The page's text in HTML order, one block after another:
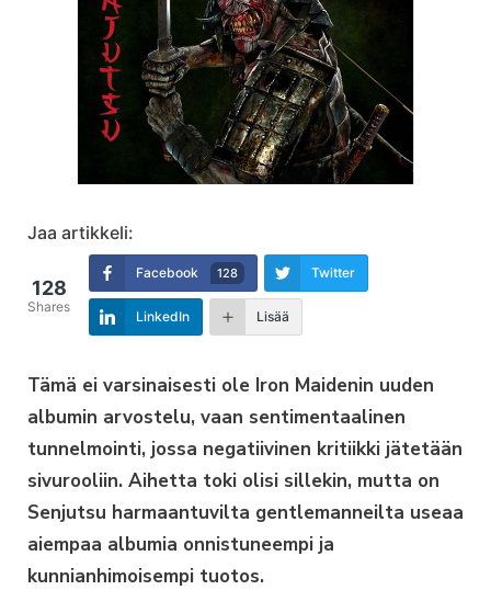
Jaa artikkeli:
128
Shares
Facebook 128 Twitter
LinkedIn Lisää
Tämä ei varsinaisesti ole Iron Maidenin uuden
albumin arvostelu, vaan sentimentaalinen
tunnelmointi, jossa negatiivinen kritiikki jätetään
sivurooliin. Aihetta toki olisi sillekin, mutta on
Senjutsu harmaantuvilta gentlemanneilta useaa
aiempaa albumia onnistuneempi ja
kunnianhimoisempi tuotos.